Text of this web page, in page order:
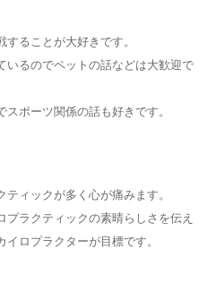
ることが大好きです。
いるのでペットの話などは大歓迎で
ポーツ関係の話も好きです。
ィックが多く心が痛みます。
ラクティックの素晴らしさを伝え
ロプラクターが目標です。